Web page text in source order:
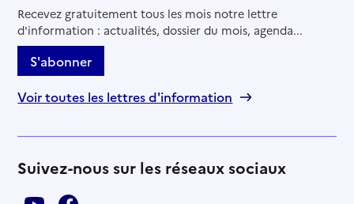
Recevez gratuitement tous les mois notre lettre
d'information : actualités, dossier du mois, agenda...
S'abonner
Voir toutes les lettres d'information
Suivez-nous sur les réseaux sociaux